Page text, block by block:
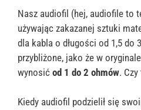
Nasz audiofil (hej, audiofile to
używając zakazanej sztuki
dla kabla o długości od 1,5 do
przybliżone, jako że w
wynosić od 1 do 2 ohmów.
Kiedy audiofil podzielił się